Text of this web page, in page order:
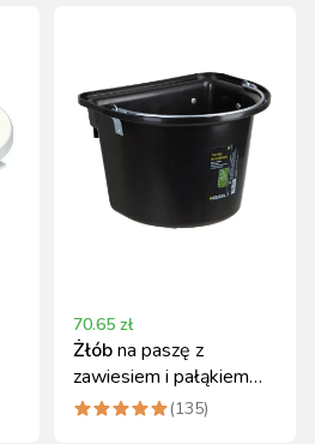
70.65 zł
Żłóbna paszę z
zawiesiem i pałąkiem
Kerbl, 12 l, czarny
(135)